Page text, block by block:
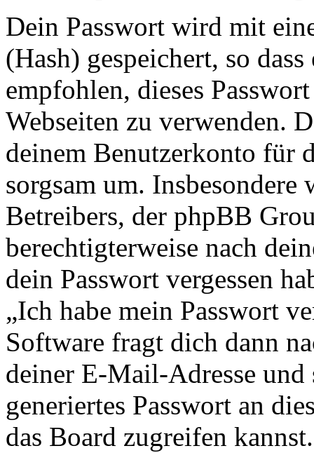
Dein Passwort wird mit
(Hash) gespeichert, so
empfohlen, dieses
Webseiten zu verwenden.
deinem Benutzerkonto für
sorgsam um.
Betreibers, der phpBB
berechtigterweise nach
dein Passwort vergessen
„Ich habe mein Passwort
Software fragt dich dann
deiner E-Mail-Adresse und
generiertes Passwort an
das Board zugreifen kannst.